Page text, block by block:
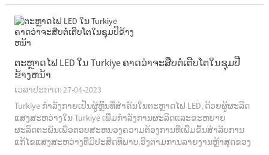
ຮອງ​ເອົາ​, ...
ຕະຫຼາດໄຟ LED ໃນ Turkiye ຄາດວ່າຈະສືບຕໍ່ເຕີບໂຕໃນຊຸມປີ
ຂ້າງຫນ້າ
ເວລາປະກາດ: 27-04-2023
Turkiye ກໍາລັງກາຍເປັນຜູ້ຫຼິ້ນທີ່ສໍາຄັນໃນຕະຫຼາດໄຟ LED, ດ້ວຍຜູ້ຜະລິດ
ແສງສະຫວ່າງໃນ Turkiye ເພີ່ມກໍາລັງການຜະລິດແລະຂະຫຍາຍ
ຜະລິດຕະພັນເພື່ອຕອບສະຫນອງຄວາມຕ້ອງການທີ່ເພີ່ມຂຶ້ນສໍາລັບການ
ແກ້ໄຂແສງສະຫວ່າງທີ່ມີປະສິດທິພາບ.ອີງຕາມການລາຍງານຫຼ້າສຸດຂອງ